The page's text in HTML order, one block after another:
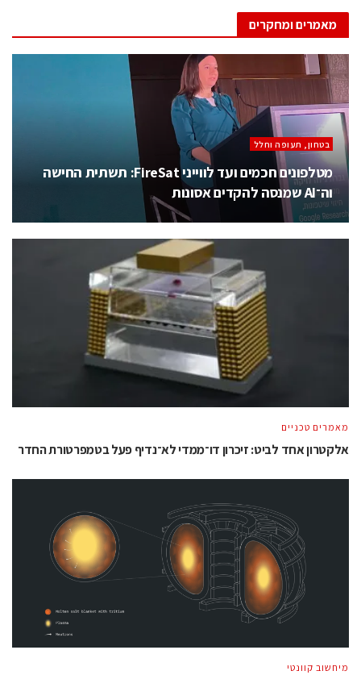
מאמרים ומחקרים
בטחון, תעופה וחלל
מטלפונים חכמים ועד לווייני FireSat: תשתית החישה
וה־AI שמנסה להקדים אסונות
מאמרים טכניים
אלקטרון אחד לביט: זיכרון דו־ממדי לא־נדיף פעל בטמפרטורת החדר
מיחשוב קוונטי